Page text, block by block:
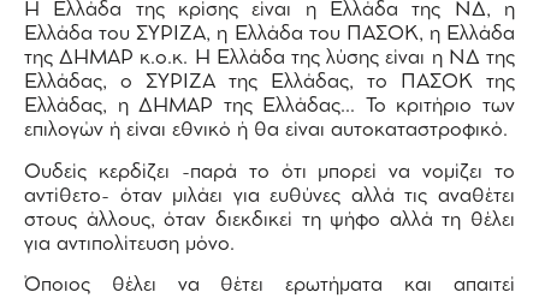
Η Ελλάδα της κρίσης είναι η Ελλάδα της ΝΔ, η
Ελλάδα του ΣΥΡΙΖΑ, η Ελλάδα του ΠΑΣΟΚ, η Ελλάδα
της ΔΗΜΑΡ κ.ο.κ. Η Ελλάδα της λύσης είναι η ΝΔ της
Ελλάδας, ο ΣΥΡΙΖΑ της Ελλάδας, το ΠΑΣΟΚ της
Ελλάδας, η ΔΗΜΑΡ της Ελλάδας… Το κριτήριο των
επιλογών ή είναι εθνικό ή θα είναι αυτοκαταστροφικό.
Ουδείς κερδίζει -παρά το ότι μπορεί να νομίζει το
αντίθετο- όταν μιλάει για ευθύνες αλλά τις αναθέτει
στους άλλους, όταν διεκδικεί τη ψήφο αλλά τη θέλει
για αντιπολίτευση μόνο.
Όποιος θέλει να θέτει ερωτήματα και απαιτεί